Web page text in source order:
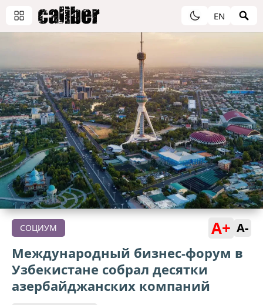
EN
СОЦИУМ A+ A-
Международный бизнес-форум в
Узбекистане собрал десятки
азербайджанских компаний